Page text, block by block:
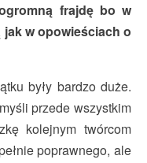
frajdę bo w
w opowieściach o
były bardzo duże.
przede wszystkim
kolejnym twórcom
poprawnego, ale